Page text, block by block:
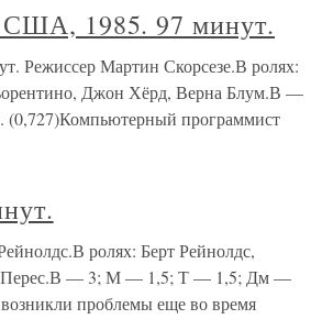
1985. 97 минут.
Мартин Скорсезе.В ролях:
Джон Хёрд, Верна Блум.В —
программист
ролях: Берт Рейнолдс,
Перес.В — 3; М — 1,5; Т — 1,5; Дм —
проблемы еще во время